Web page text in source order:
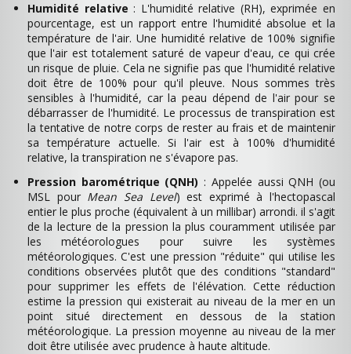
Humidité relative : L'humidité relative (RH), exprimée en
pourcentage, est un rapport entre l'humidité absolue et la
température de l'air. Une humidité relative de 100% signifie
que l'air est totalement saturé de vapeur d'eau, ce qui crée
un risque de pluie. Cela ne signifie pas que l'humidité relative
doit être de 100% pour qu'il pleuve. Nous sommes très
sensibles à l'humidité, car la peau dépend de l'air pour se
débarrasser de l'humidité. Le processus de transpiration est
la tentative de notre corps de rester au frais et de maintenir
sa température actuelle. Si l'air est à 100% d'humidité
relative, la transpiration ne s'évapore pas.
Pression barométrique (QNH) : Appelée aussi QNH (ou
MSL pour Mean Sea Level) est exprimé à l'hectopascal
entier le plus proche (équivalent à un millibar) arrondi. il s'agit
de la lecture de la pression la plus couramment utilisée par
les météorologues pour suivre les systèmes
météorologiques. C'est une pression "réduite" qui utilise les
conditions observées plutôt que des conditions "standard"
pour supprimer les effets de l'élévation. Cette réduction
estime la pression qui existerait au niveau de la mer en un
point situé directement en dessous de la station
météorologique. La pression moyenne au niveau de la mer
doit être utilisée avec prudence à haute altitude.